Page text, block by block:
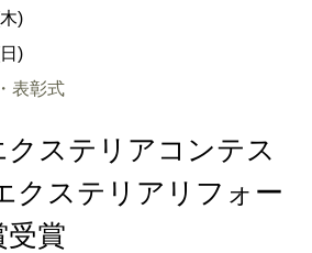
)
)
表彰式
クステリアコンテス
クステリアリフォー
賞